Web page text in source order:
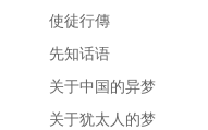
使徒行傳
先知话语
关于中国的异梦
关于犹太人的梦